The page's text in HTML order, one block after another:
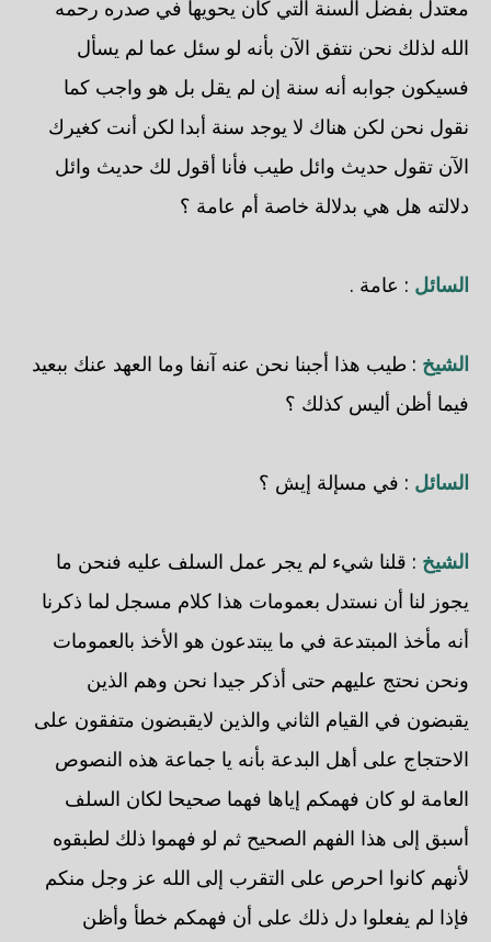
معتدل بفضل السنة التي كان يحويها في صدره رحمه
الله لذلك نحن نتفق الآن بأنه لو سئل عما لم يسأل
فسيكون جوابه أنه سنة إن لم يقل بل هو واجب كما
نقول نحن لكن هناك لا يوجد سنة أبدا لكن أنت كغيرك
الآن تقول حديث وائل طيب فأنا أقول لك حديث وائل
دلالته هل هي بدلالة خاصة أم عامة ؟
السائل : عامة .
الشيخ : طيب هذا أجبنا نحن عنه آنفا وما العهد عنك ببعيد
فيما أظن أليس كذلك ؟
السائل : في مسإلة إيش ؟
الشيخ : قلنا شيء لم يجر عمل السلف عليه فنحن ما
يجوز لنا أن نستدل بعمومات هذا كلام مسجل لما ذكرنا
أنه مأخذ المبتدعة في ما يبتدعون هو الأخذ بالعمومات
ونحن نحتج عليهم حتى أذكر جيدا نحن وهم الذين
يقبضون في القيام الثاني والذين لايقبضون متفقون على
الاحتجاج على أهل البدعة بأنه يا جماعة هذه النصوص
العامة لو كان فهمكم إياها فهما صحيحا لكان السلف
أسبق إلى هذا الفهم الصحيح ثم لو فهموا ذلك لطبقوه
لأنهم كانوا احرص على التقرب إلى الله عز وجل منكم
فإذا لم يفعلوا دل ذلك على أن فهمكم خطأ وأظن